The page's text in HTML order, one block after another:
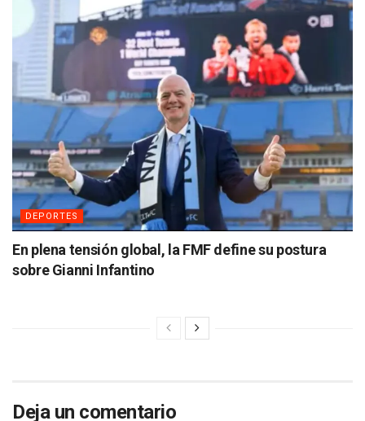
DEPORTES
En plena tensión global, la FMF define su postura
sobre Gianni Infantino
Deja un comentario